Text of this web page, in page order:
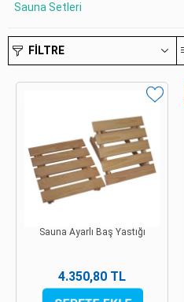
Sauna Setleri
FILTRE
Sauna Ayarlı Baş Yastığı
4.350,80 TL